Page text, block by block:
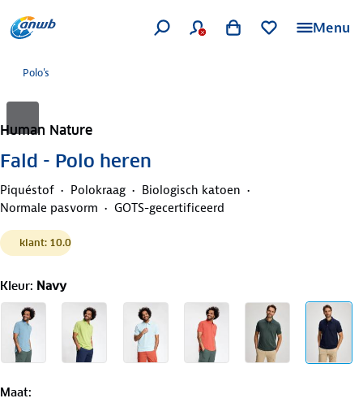
Menu
Polo's
Human Nature
Fald - Polo heren
Piquéstof Polokraag
Biologisch katoen
Normale pasvorm
GOTS-gecertificeerd
klant: 10.0
Kleur: Navy
Maat: